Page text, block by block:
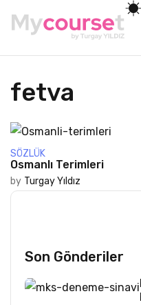
fetva
SÖZLÜK
Osmanlı Terimleri
by Turgay Yıldız
Son Gönderiler